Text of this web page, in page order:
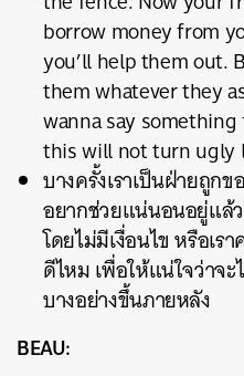
borrow money from
you’ll help them out.
them whatever they
wanna say
this will not turn ugly
บางครั้งเราเป็นฝ่ายถูกข
อยากช่วยแน่นอนอยู่แล้
โดยไม่มีเงื่อนไข หรือเร
ดีไหม เพื่อให้แน่ใจว่าจ
บางอย่างขึ้นภายหลัง
BEAU: